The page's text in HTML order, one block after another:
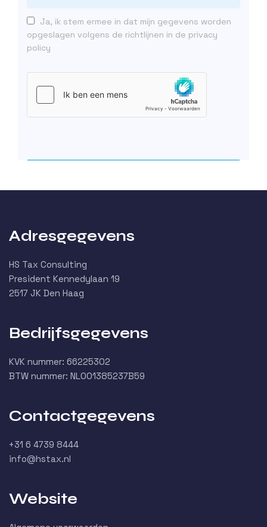
Ja, ik stem ermee in dat mijn gegevens worden
opgeslagen volgens de richtlijnen in de privacy
policy
Adresgegevens
HS Tax Consulting
President Kennedylaan 19
2517 JK Den Haag
Bedrijfsgegevens
KVK nummer: 66225302
BTW nummer: NL001385237B59
Contactgegevens
+31 6 4739 8444
info@hstax.nl
Website